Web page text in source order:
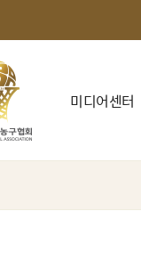
미디어센터